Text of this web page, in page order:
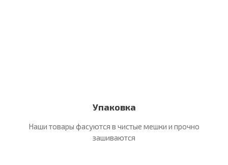
Упаковка
Наши товары фасуются в чистые мешки и прочно
зашиваются